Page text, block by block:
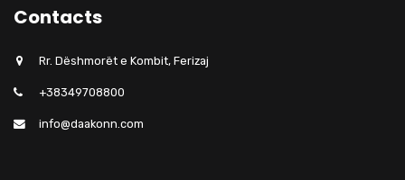
Contacts
Rr. Dëshmorët e Kombit, Ferizaj
+38349708800
info@daakonn.com